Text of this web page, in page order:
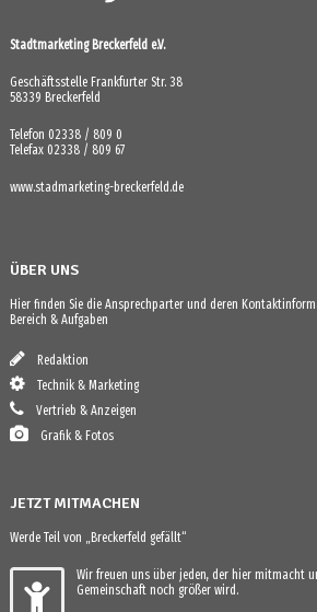
Stadtmarketing Breckerfeld e.V.
Geschäftsstelle Frankfurter Str. 38
58339 Breckerfeld
Telefon 02338 / 809 0
Telefax 02338 / 809 67
www.stadmarketing-breckerfeld.de
ÜBER UNS
Hier finden Sie die Ansprechparter und deren
Bereich & Aufgaben
Redaktion
Technik & Marketing
Vertrieb & Anzeigen
Grafik & Fotos
JETZT MITMACHEN
Werde Teil von „Breckerfeld gefällt“
Wir freuen uns über jeden, der hier mitmacht
Gemeinschaft noch größer wird.